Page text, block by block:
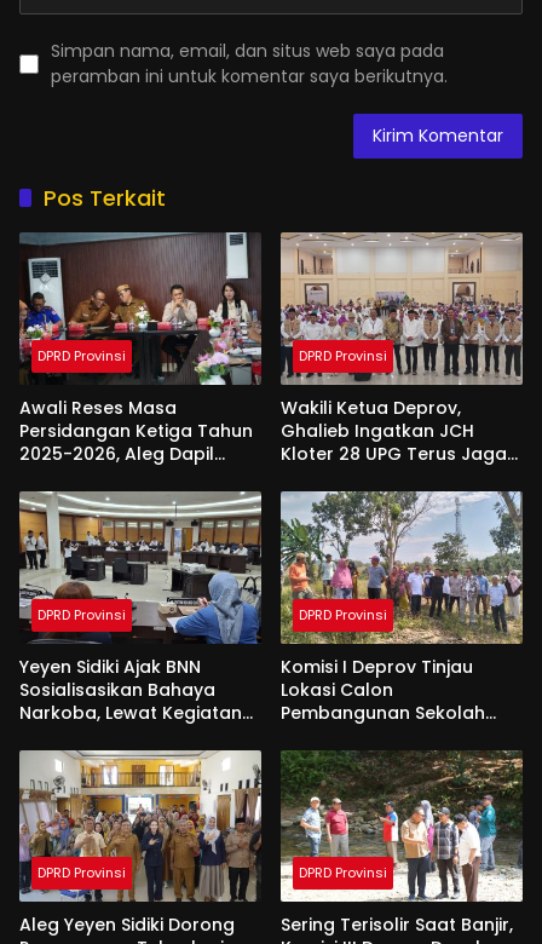
Simpan nama, email, dan situs web saya pada
peramban ini untuk komentar saya berikutnya.
Pos Terkait
DPRD Provinsi
Awali Reses Masa
Persidangan Ketiga Tahun
2025-2026, Aleg Dapil
Apresiasi Dari Pemda
DPRD Provinsi
Wakili Ketua Deprov,
Ghalieb Ingatkan JCH
Kloter 28 UPG Terus Jaga
Tanah Suci
DPRD Provinsi
Yeyen Sidiki Ajak BNN
Sosialisasikan Bahaya
Narkoba, Lewat Kegiatan
DPRD Provinsi
Komisi I Deprov Tinjau
Lokasi Calon
Pembangunan Sekolah
DPRD Provinsi
Aleg Yeyen Sidiki Dorong
DPRD Provinsi
Sering Terisolir Saat Banjir,